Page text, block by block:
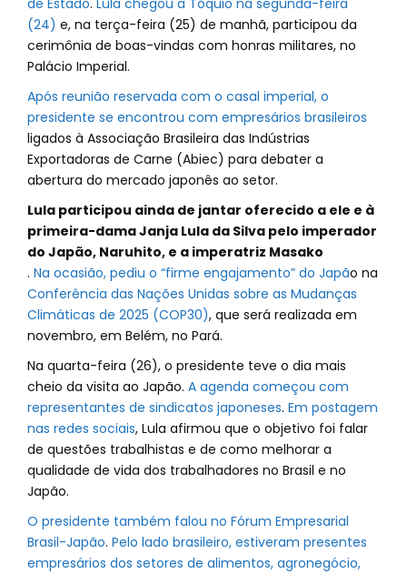
de Estado. Lula chegou a Tóquio na segunda-feira
(24) e, na terça-feira (25) de manhã, participou da
cerimônia de boas-vindas com honras militares, no
Palácio Imperial.
Após reunião reservada com o casal imperial, o
presidente se encontrou com empresários brasileiros
ligados à Associação Brasileira das Indústrias
Exportadoras de Carne (Abiec) para debater a
abertura do mercado japonês ao setor.
Lula participou ainda de jantar oferecido a ele e à
primeira-dama Janja Lula da Silva pelo imperador
do Japão, Naruhito, e a imperatriz Masako
. Na ocasião, pediu o “firme engajamento” do Japão na
Conferência das Nações Unidas sobre as Mudanças
Climáticas de 2025 (COP30), que será realizada em
novembro, em Belém, no Pará.
Na quarta-feira (26), o presidente teve o dia mais
cheio da visita ao Japão. A agenda começou com
representantes de sindicatos japoneses. Em postagem
nas redes sociais, Lula afirmou que o objetivo foi falar
de questões trabalhistas e de como melhorar a
qualidade de vida dos trabalhadores no Brasil e no
Japão.
O presidente também falou no Fórum Empresarial
Brasil-Japão. Pelo lado brasileiro, estiveram presentes
empresários dos setores de alimentos, agronegócio,